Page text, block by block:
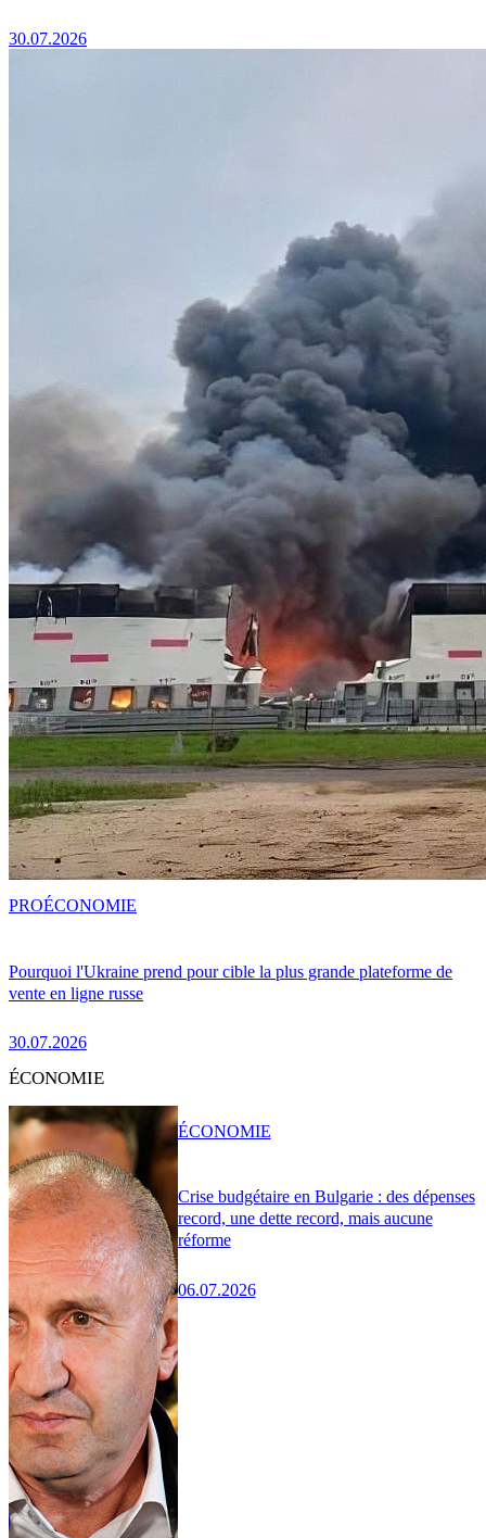
30.07.2026
Pourquoi l'Ukraine prend pour cible la plus grande plateforme de
vente en ligne russe
30.07.2026
PROÉCONOMIE
ÉCONOMIE
Crise budgétaire en Bulgarie : des dépenses
record, une dette record, mais aucune
réforme
06.07.2026
ÉCONOMIE